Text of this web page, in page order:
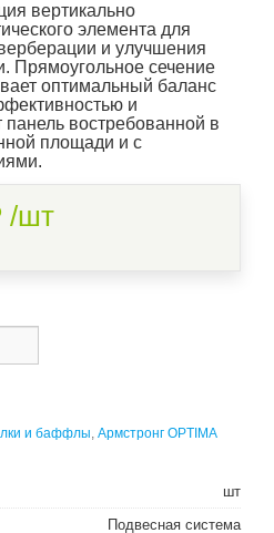
вертикально
элемента для
и улучшения
Прямоугольное сечение
оптимальный баланс
и
панель востребованной в
площади и с
/шт
и баффлы, Армстронг OPTIMA
шт
Подвесная система